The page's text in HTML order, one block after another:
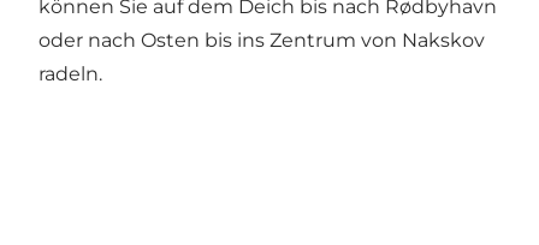
können Sie auf dem Deich bis nach Rødbyhavn
oder nach Osten bis ins Zentrum von Nakskov
radeln.